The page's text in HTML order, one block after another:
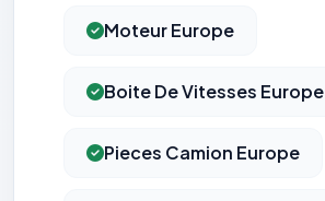
Moteur Europe
Boite De Vitesses Europe
Pieces Camion Europe